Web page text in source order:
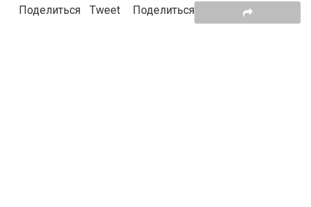
Поделиться Tweet Поделиться